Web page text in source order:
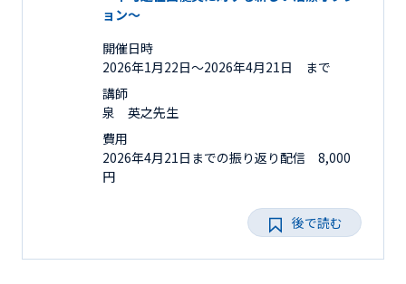
ョン～
開催日時
2026年1月22日〜2026年4月21日 まで
講師
泉 英之先生
費用
2026年4月21日までの振り返り配信 8,000
円
後で読む